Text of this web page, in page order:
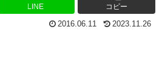
LINE コピー
2016.06.11 2023.11.26